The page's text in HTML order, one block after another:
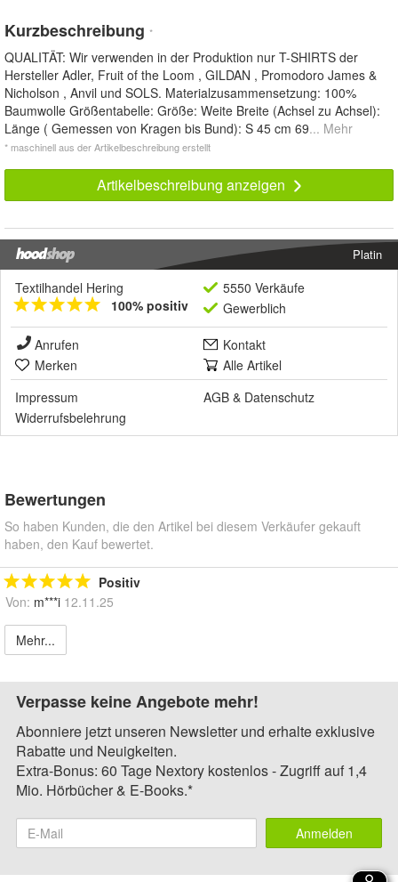
Kurzbeschreibung *
QUALITÄT: Wir verwenden in der Produktion nur T-SHIRTS der
Hersteller Adler, Fruit of the Loom , GILDAN , Promodoro James &
Nicholson , Anvil und SOLS. Materialzusammensetzung: 100%
Baumwolle Größentabelle: Größe: Weite Breite (Achsel zu Achsel):
Länge ( Gemessen von Kragen bis Bund): S 45 cm 69... Mehr
* maschinell aus der Artikelbeschreibung erstellt
Artikelbeschreibung anzeigen
Platin
Textilhandel Hering
100% positiv
5550 Verkäufe
Gewerblich
Anrufen
Kontakt
Merken
Alle Artikel
Impressum
AGB & Datenschutz
Widerrufsbelehrung
Bewertungen
So haben Kunden, die den Artikel bei diesem Verkäufer gekauft
haben, den Kauf bewertet.
Positiv
Von: m***i 12.11.25
Mehr...
Verpasse keine Angebote mehr!
Abonniere jetzt unseren Newsletter und erhalte exklusive
Rabatte und Neuigkeiten.
Extra-Bonus: 60 Tage Nextory kostenlos - Zugriff auf 1,4
Mio. Hörbücher & E-Books.*
Anmelden